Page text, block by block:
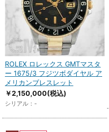
ROLEX ロレックス GMTマスタ
ー 1675/3 フジツボダイヤル ア
メリカンブレスレット
￥2,150,000(税込)
シリアル：-